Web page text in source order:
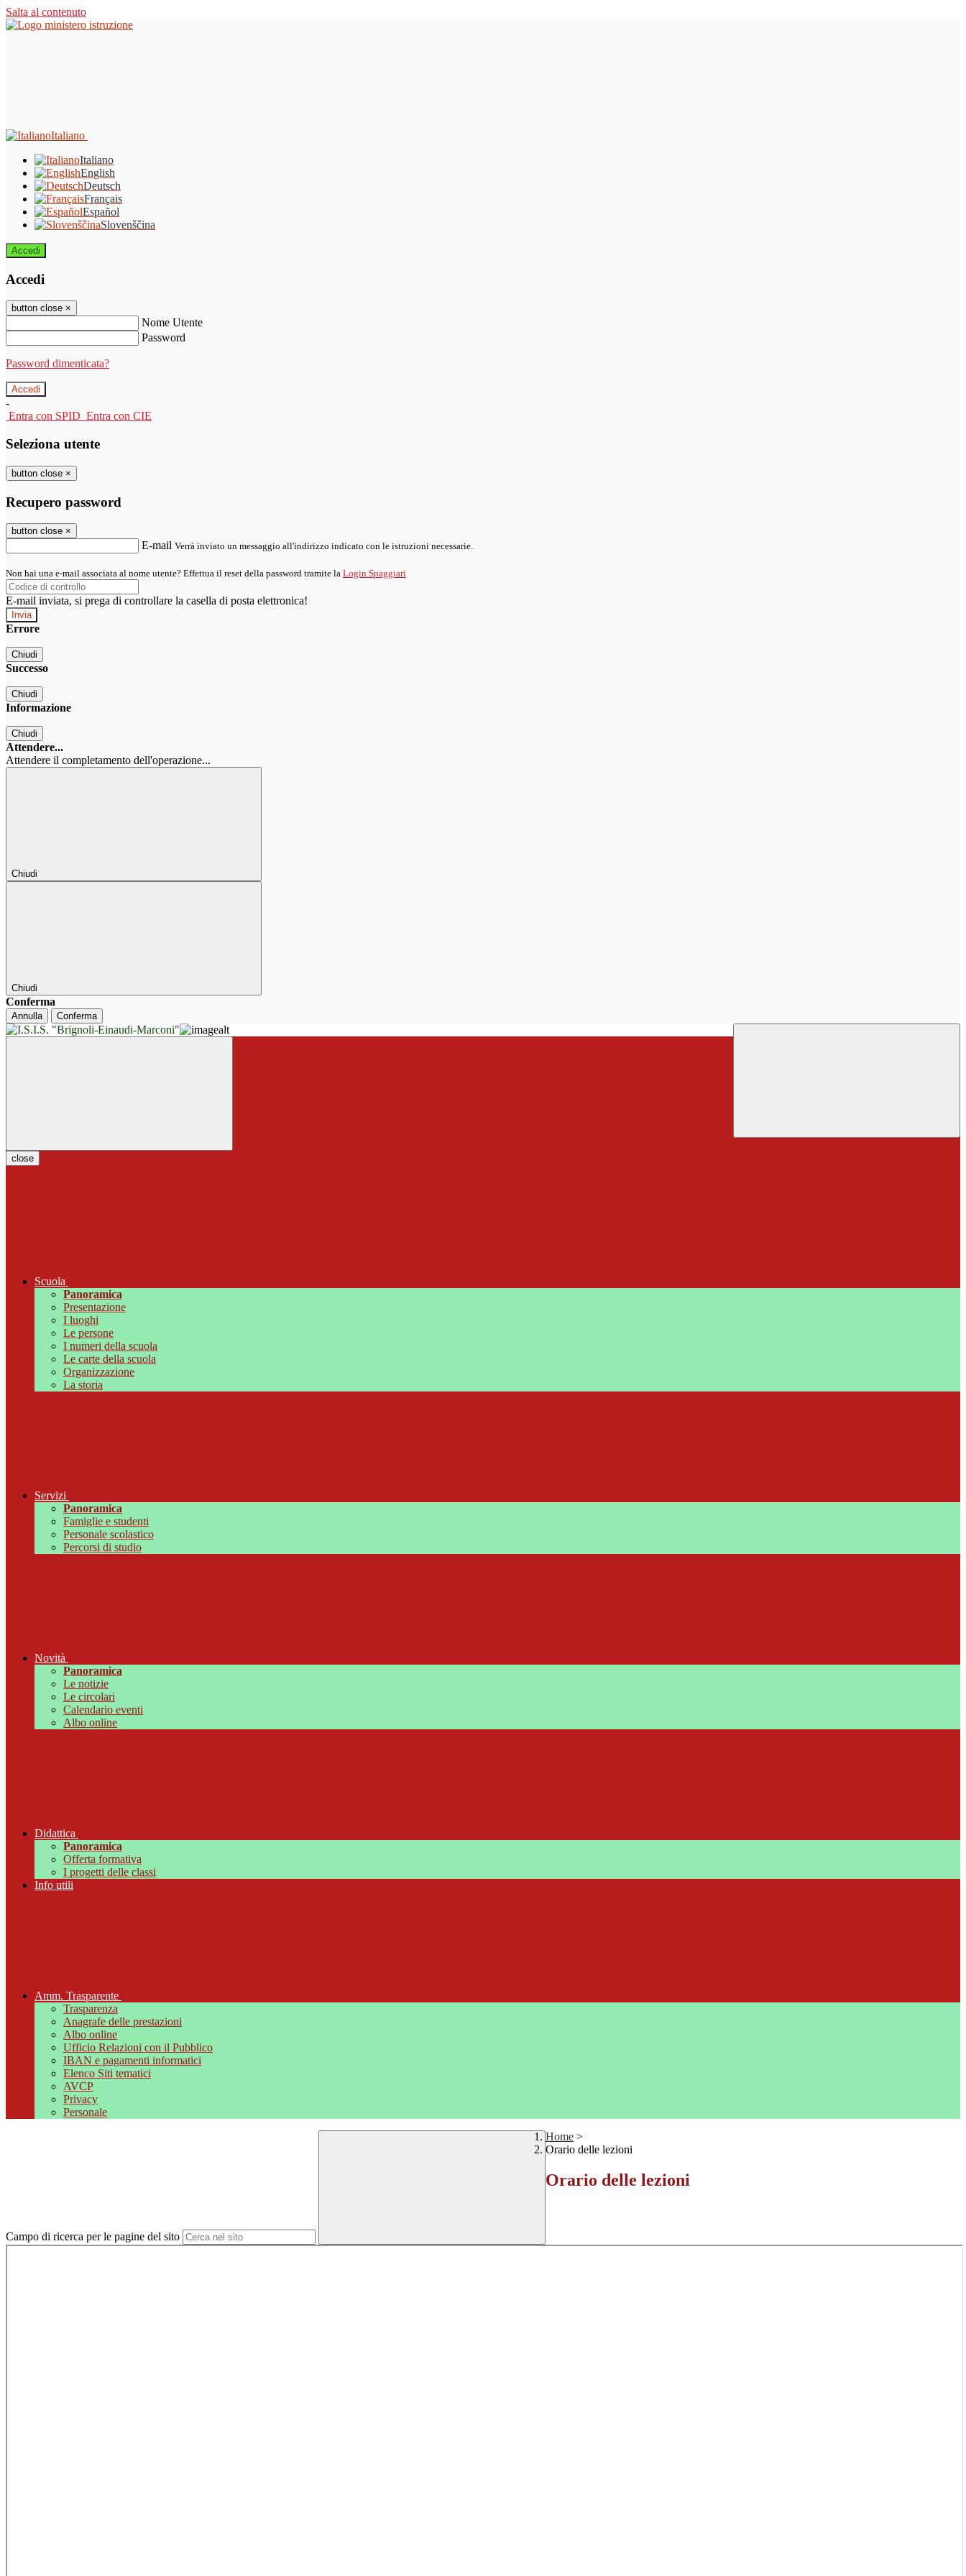
Salta al contenuto
Italiano
Italiano
English
Deutsch
Français
Español
Slovenščina
Accedi
Accedi
button close ×
Nome Utente
Password
Password dimenticata?
-
Entra con SPID Entra con CIE
Seleziona utente
button close ×
Recupero password
button close ×
E-mail Verrà inviato un messaggio all'indirizzo indicato con le istruzioni necessarie.
Non hai una e-mail associata al nome utente? Effettua il reset della password tramite la Login Spaggiari
E-mail inviata, si prega di controllare la casella di posta elettronica!
Errore
Chiudi
Successo
Chiudi
Informazione
Chiudi
Attendere...
Attendere il completamento dell'operazione...
Chiudi
Chiudi
Conferma
Annulla Conferma
close
Scuola
Panoramica
Presentazione
I luoghi
Le persone
I numeri della scuola
Le carte della scuola
Organizzazione
La storia
Servizi
Panoramica
Famiglie e studenti
Personale scolastico
Percorsi di studio
Novità
Panoramica
Le notizie
Le circolari
Calendario eventi
Albo online
Didattica
Panoramica
Offerta formativa
I progetti delle classi
Info utili
Amm. Trasparente
Trasparenza
Anagrafe delle prestazioni
Albo online
Ufficio Relazioni con il Pubblico
IBAN e pagamenti informatici
Elenco Siti tematici
AVCP
Privacy
Personale
Campo di ricerca per le pagine del sito
Home >
Orario delle lezioni
Orario delle lezioni